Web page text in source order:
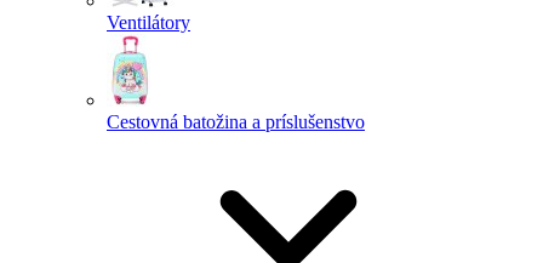
Ventilátory
Cestovná batožina a príslušenstvo